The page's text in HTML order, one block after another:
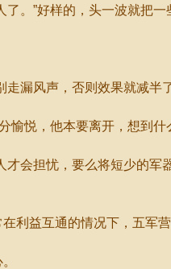
”好样的，头一波就把一
漏风声，否则效果就减半
悦，他本要离开，想到什
会担忧，要么将短少的军
益互通的情况下，五军